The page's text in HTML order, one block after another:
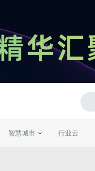
智慧城市 行业云